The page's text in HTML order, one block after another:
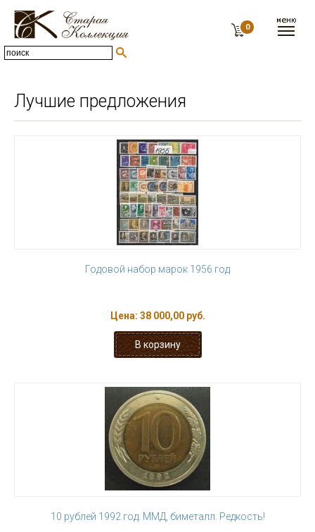
0
Лучшие предложения
Годовой набор марок 1956 год
Цена: 38 000,00 руб.
10 рублей 1992 год. ММД, биметалл. Редкость!